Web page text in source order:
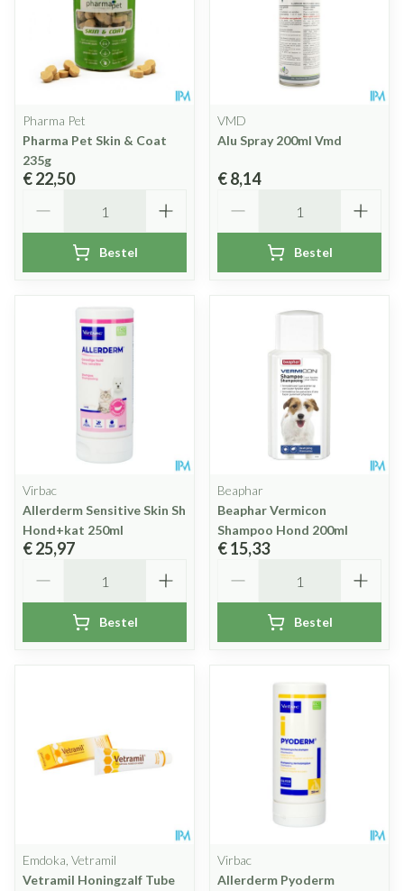
Pharma Pet
Pharma Pet Skin & Coat
235g
€ 22,50
Bestel
VMD
Alu Spray 200ml Vmd
€ 8,14
Bestel
Virbac
Allerderm Sensitive Skin Sh
Hond+kat 250ml
€ 25,97
Bestel
Beaphar
Beaphar Vermicon
Shampoo Hond 200ml
€ 15,33
Bestel
Emdoka, Vetramil
Vetramil Honingzalf Tube
Virbac
Allerderm Pyoderm